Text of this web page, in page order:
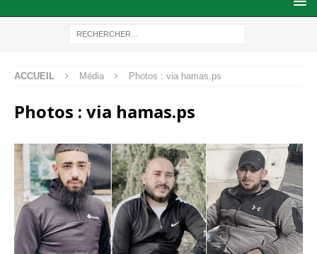
ACCUEIL Média Photos : via hamas.ps
Photos : via hamas.ps